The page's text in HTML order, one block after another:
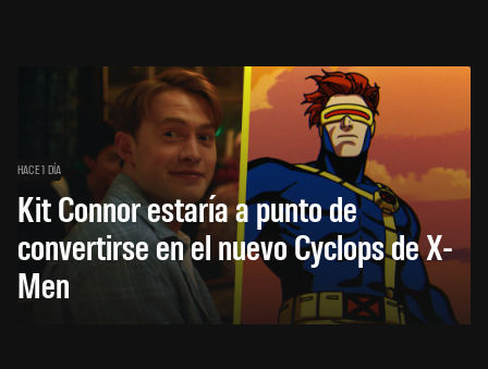
HACE 1 DÍA
Kit Connor estaría a punto de
convertirse en el nuevo Cyclops de X-
Men